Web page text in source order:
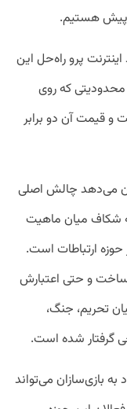
پرو راه‌حل این
محدودیتی که روی
و قیمت آن دو برابر
می‌دهد چالش اصلی
شکاف میان ماهیت
ارتباطات است.
و حتی اعتبارش
تحریم، جنگ،
گرفتار شده است.
بازی‌سازان می‌تواند